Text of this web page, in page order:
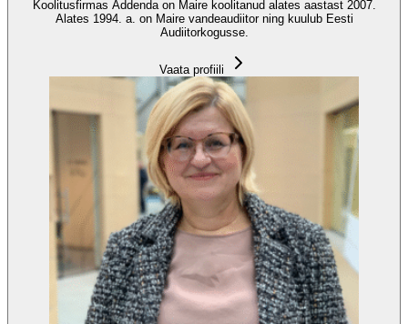
Koolitusfirmas Addenda on Maire koolitanud alates aastast 2007.
Alates 1994. a. on Maire vandeaudiitor ning kuulub Eesti
Audiitorkogusse.
Vaata profiili